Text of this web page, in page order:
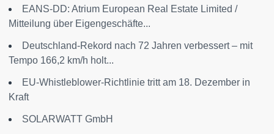
EANS-DD: Atrium European Real Estate Limited /
Mitteilung über Eigengeschäfte...
Deutschland-Rekord nach 72 Jahren verbessert – mit
Tempo 166,2 km/h holt...
EU-Whistleblower-Richtlinie tritt am 18. Dezember in
Kraft
SOLARWATT GmbH